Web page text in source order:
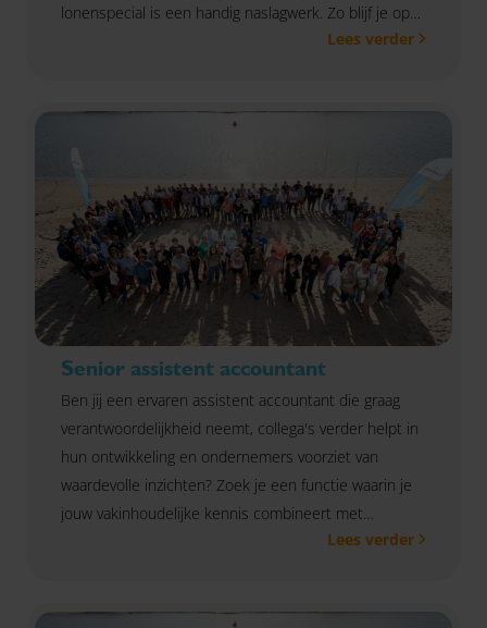
lonenspecial is een handig naslagwerk. Zo blijf je op
de hoogte van de laatste actualiteiten. Vragen? Neem
Lees verder
Senior assistent accountant
Ben jij een ervaren assistent accountant die graag
verantwoordelijkheid neemt, collega's verder helpt in
hun ontwikkeling en ondernemers voorziet van
waardevolle inzichten? Zoek je een functie waarin je
jouw vakinhoudelijke kennis combineert met
klantcontact, advies en coaching? Dan maken we
Lees verder